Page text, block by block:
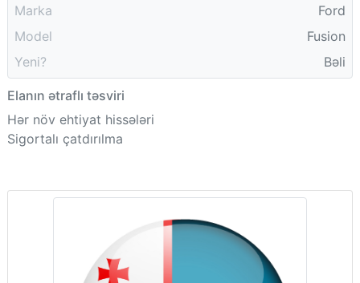
Marka
Ford
Model
Fusion
Yeni?
Bəli
Elanın ətraflı təsviri
Hər növ ehtiyat hissələri
Sigortalı çatdırılma